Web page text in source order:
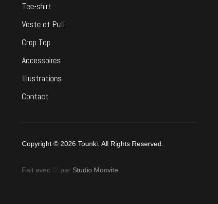
Tee-shirt
Veste et Pull
Crop Top
Accessoires
Illustrations
Contact
Copyright © 2026 Tounki. All Rights Reserved.
Fait avec ♡ par Studio Moovite